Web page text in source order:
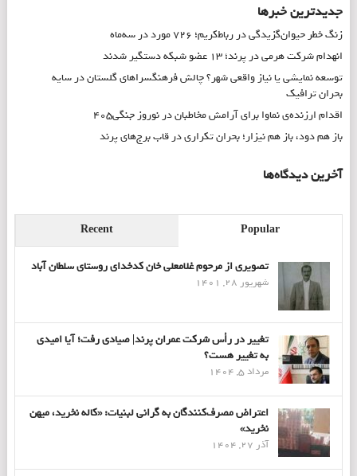
جدیدترین خبرها
زنگ خطر حیوان‌گزیدگی در رباط‌کریم؛ ۷۲۶ مورد در سه‌ماه
انهدام شرکت هرمی در پرند؛ ۱۳ عضو شبکه دستگیر شدند
توسعه نمایشی یا نیاز واقعی شهر؟ چالش فرهنگسراهای گلستان در سایه
بحران ترافیک
اقدام ارزنده‌ی نماوا برای آرامش مخاطبان در نوروز جنگی۴۰۵
باز هم دود، باز هم نیزار؛ بحران تکراری در قاب برج‌های پرند
آخرین دیدگاه‌ها
Popular
Recent
تصویری از مرحوم غلامعلی خان کدخدای روستای سلطان آباد
شهریور 28, 1401
تغییر در رأس شرکت عمران پرند| صیادی رفت؛ آیا امیدی
به تغییر هست؟
مرداد 5, 1404
اعتراض مصرف‌کنندگان به گرانی لبنیات: «کاله نخرید، میهن
نخرید»
آذر 27, 1404